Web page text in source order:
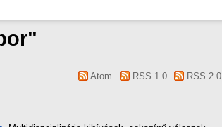
"
Atom RSS 1.0 RSS 2.0